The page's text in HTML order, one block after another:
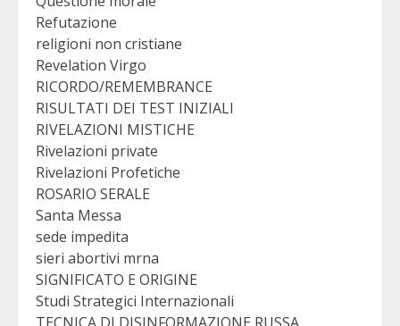
Refutazione
religioni non cristiane
Revelation Virgo
RICORDO/REMEMBRANCE
RISULTATI DEI TEST INIZIALI
RIVELAZIONI MISTICHE
Rivelazioni private
Rivelazioni Profetiche
ROSARIO SERALE
Santa Messa
sede impedita
sieri abortivi mrna
SIGNIFICATO E ORIGINE
Studi Strategici Internazionali